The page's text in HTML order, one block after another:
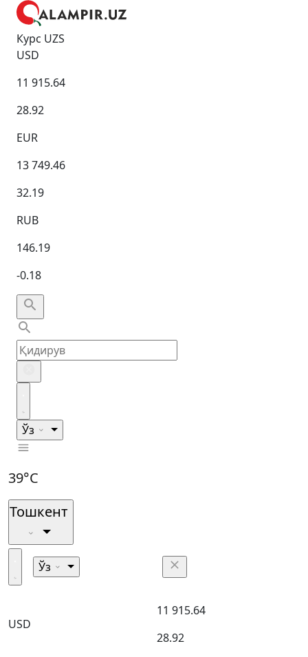
Курс UZS
USD
11 915.64
28.92
EUR
13 749.46
32.19
RUB
146.19
-0.18
Ўз
39°C
Тошкент
Ўз
USD
11 915.64
28.92